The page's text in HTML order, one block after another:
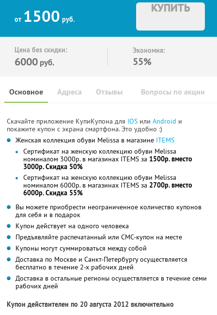
от 1500 руб.
КУПИТЬ
Цена без скидки:
6000 руб.
Экономия:
55%
Основное Отзывы Вопросы по акции
Адреса
Скачайте приложение КупиКупона для IOS или Android и
покажите купон с экрана смартфона. Это удобно :)
Женская коллекция обуви Melissa в магазине ITEMS
Сертификат на женскую коллекцию обуви Melissa
номиналом 3000р. в магазинах ITEMS за 1500р. вместо
3000р. Скидка 50%
Сертификат на женскую коллекцию обуви Melissa
номиналом 6000р. в магазинах ITEMS за 2700р. вместо
6000р. Скидка 55%
Вы можете приобрести неограниченное количество купонов
для себя и в подарок
Купон действует на одного человека
Предъявляйте распечатанный или СМС-купон на месте
Купоны могут суммироваться между собой
Доставка по Москве и Санкт-Петербургу осуществляется
бесплатно в течение 2-х рабочих дней
Доставка в остальные регионы осуществляется в течение семи
рабочих дней
Купон действителен по 20 августа 2012 включительно